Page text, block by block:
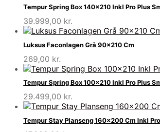
Tempur Spring Box 140×210 Inkl Pro Plus
39.999,00 kr.
Luksus Faconlagen Grå 90×210 Cm
269,00 kr.
Tempur Spring Box 100×210 Inkl Pro Plus
29.499,00 kr.
Tempur Stay Planseng 160×200 Cm Inkl